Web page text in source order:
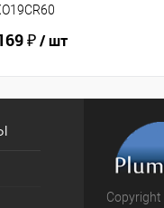
₽/ шт